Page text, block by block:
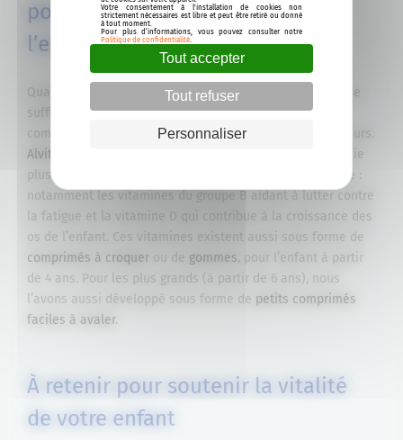
pour lutter contre la fatigue de
l’enfant
Quand l’alimentation, le sommeil et l’activité physique ne
suffisent pas à remettre votre chérubin sur pied, les
compléments alimentaires peuvent être d’un grand secours.
Alvityl® Vitalité – Solution buvable multivitaminée
associe
plusieurs vitamines contribuant à lutter contre la fatigue :
notamment les vitamines du groupe B aidant à lutter contre
la fatigue et la vitamine D qui contribue à la croissance des
os de l’enfant. Ces vitamines existent aussi sous forme de
comprimés à croquerou de gommes, pour l’enfant à partir
de 4 ans. Pour les plus grands (à partir de 6 ans), nous
l’avons aussi développé sous forme de petits comprimés
faciles à avaler.
À retenir pour soutenir la vitalité
de votre enfant
Votre consentement à l'installation de cookies non
strictement nécessaires est libre et peut être retiré ou donné
à tout moment.
Pour plus d’informations, vous pouvez consulter notre
Politique de confidentialité
Tout accepter
Tout refuser
Personnaliser